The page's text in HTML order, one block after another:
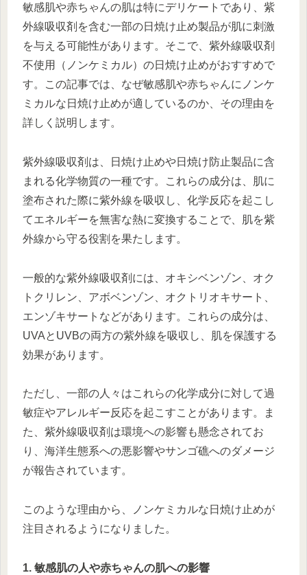
敏感肌や赤ちゃんの肌は特にデリケートであり、紫
外線吸収剤を含む一部の日焼け止め製品が肌に刺激
を与える可能性があります。そこで、紫外線吸収剤
不使用（ノンケミカル）の日焼け止めがおすすめで
す。この記事では、なぜ敏感肌や赤ちゃんにノンケ
ミカルな日焼け止めが適しているのか、その理由を
詳しく説明します。
紫外線吸収剤は、日焼け止めや日焼け防止製品に含
まれる化学物質の一種です。これらの成分は、肌に
塗布された際に紫外線を吸収し、化学反応を起こし
てエネルギーを無害な熱に変換することで、肌を紫
外線から守る役割を果たします。
一般的な紫外線吸収剤には、オキシベンゾン、オク
トクリレン、アボベンゾン、オクトリオキサート、
エンゾキサートなどがあります。これらの成分は、
UVAとUVBの両方の紫外線を吸収し、肌を保護する
効果があります。
ただし、一部の人々はこれらの化学成分に対して過
敏症やアレルギー反応を起こすことがあります。ま
た、紫外線吸収剤は環境への影響も懸念されてお
り、海洋生態系への悪影響やサンゴ礁へのダメージ
が報告されています。
このような理由から、ノンケミカルな日焼け止めが
注目されるようになりました。
1. 敏感肌の人や赤ちゃんの肌への影響